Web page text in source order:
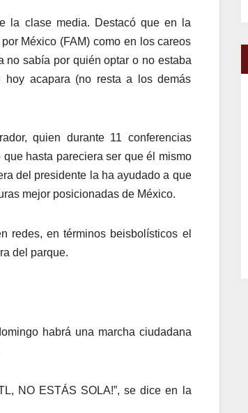
la clase media. Destacó que en la
México (FAM) como en los careos
no sabía por quién optar o no estaba
acapara (no resta a los demás
quien durante 11 conferencias
hasta pareciera ser que él mismo
del presidente la ha ayudado a que
mejor posicionadas de México.
redes, en términos beisbolísticos el
del parque.
habrá una marcha ciudadana
NO ESTÁS SOLA!”, se dice en la